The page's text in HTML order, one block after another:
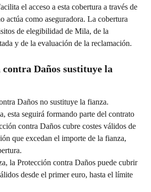
el acceso a esta cobertura a través de
actúa como aseguradora. La cobertura
de elegibilidad de Mila, de la
y de la evaluación de la reclamación.
Daños sustituye la
Daños no sustituye la fianza.
esta seguirá formando parte del contrato
contra Daños cubre costes válidos de
que excedan el importe de la fianza,
la Protección contra Daños puede cubrir
desde el primer euro, hasta el límite